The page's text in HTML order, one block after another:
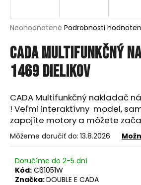
Priemerné
produktu
je
0,0
hviezdičiek.
Neohodnotené Podrobnosti
CADA Multifunkčný
1469 dielikov
CADA Multifunkčný nakladač
! Veľmi interaktívny model,
zapojíte motory a môžete
Môžeme doručiť do: 13.8.2026
Doručíme do 2-5 dní
Kód: C61051W
Značka:DOUBLE E CADA
j
ť
?
HĽADAŤ